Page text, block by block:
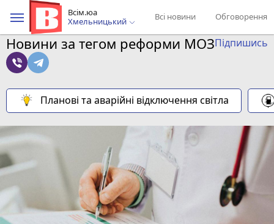
Всім.юа
Хмельницький
Всі новини Обговорення
Новини за тегом реформи МОЗПідпишись
Планові та аварійні відключення світла